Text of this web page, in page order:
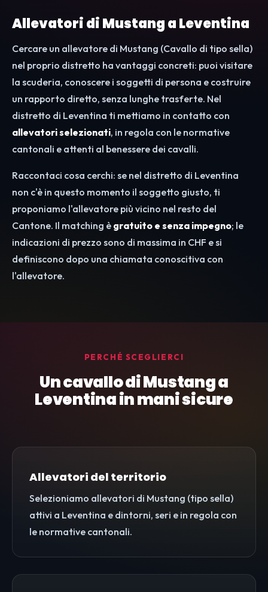
Allevatori di Mustang a Leventina
Cercare un allevatore di Mustang (Cavallo di tipo sella)
nel proprio distretto ha vantaggi concreti: puoi visitare
la scuderia, conoscere i soggetti di persona e costruire
un rapporto diretto, senza lunghe trasferte. Nel
distretto di Leventina ti mettiamo in contatto con
allevatori selezionati, in regola con le normative
cantonali e attenti al benessere dei cavalli.
Raccontaci cosa cerchi: se nel distretto di Leventina
non c'è in questo momento il soggetto giusto, ti
proponiamo l'allevatore più vicino nel resto del
Cantone. Il matching è gratuito e senza impegno; le
indicazioni di prezzo sono di massima in CHF e si
definiscono dopo una chiamata conoscitiva con
l'allevatore.
PERCHÉ SCEGLIERCI
Un cavallo di Mustang a
Leventina in mani sicure
Allevatori del territorio
Selezioniamo allevatori di Mustang (tipo sella)
attivi a Leventina e dintorni, seri e in regola con
le normative cantonali.